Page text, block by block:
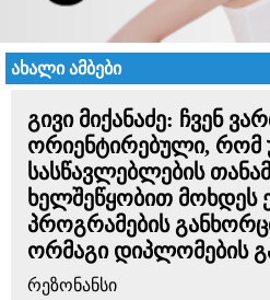
ახალი ამბები
გივი მიქანაძე: ჩვენ
ორიენტირებული, რომ
სასწავლებლების
ხელშეწყობით
პროგრამების
ორმაგი დიპლომების
რეზონანსი